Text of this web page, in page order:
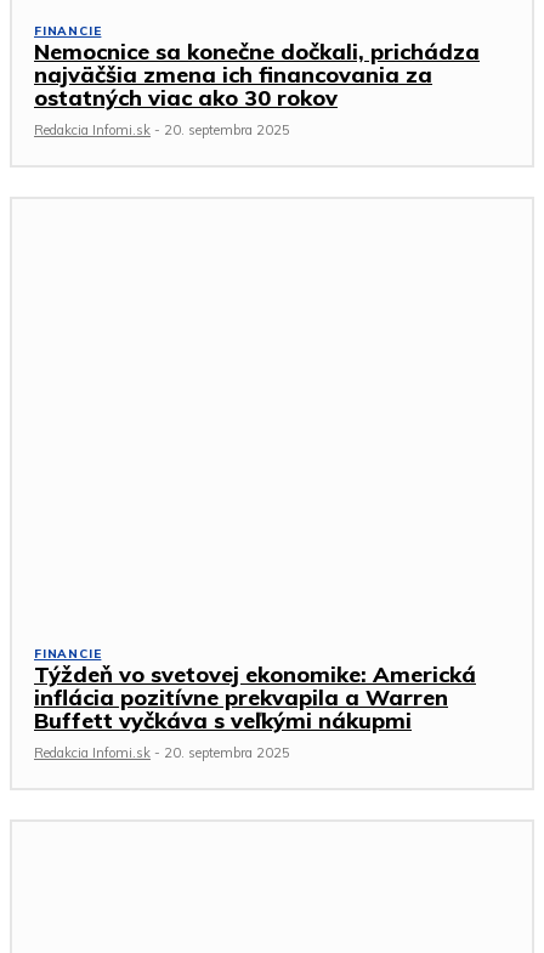
FINANCIE
Nemocnice sa konečne dočkali, prichádza
najväčšia zmena ich financovania za
ostatných viac ako 30 rokov
Redakcia Infomi.sk - 20. septembra 2025
FINANCIE
Týždeň vo svetovej ekonomike: Americká
inflácia pozitívne prekvapila a Warren
Buffett vyčkáva s veľkými nákupmi
Redakcia Infomi.sk - 20. septembra 2025